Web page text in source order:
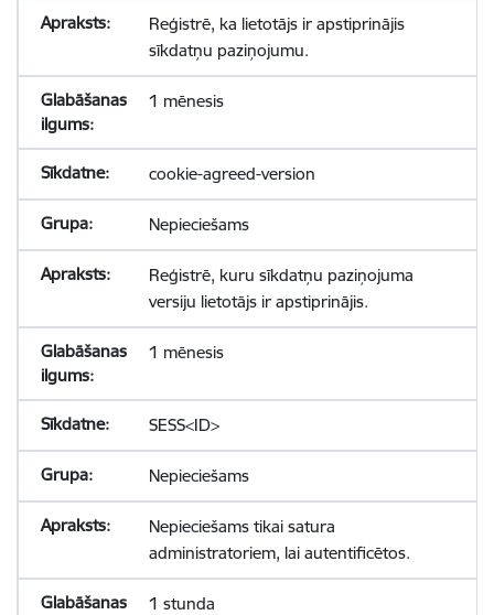
Reģistrē, ka lietotājs ir apstiprinājis
sīkdatņu paziņojumu.
1 mēnesis
cookie-agreed-version
Nepieciešams
Reģistrē, kuru sīkdatņu paziņojuma
versiju lietotājs ir apstiprinājis.
1 mēnesis
SESS<ID>
Nepieciešams
Nepieciešams tikai satura
administratoriem, lai autentificētos.
1 stunda